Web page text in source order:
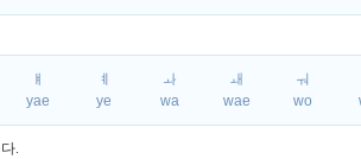
ㅒ
yae
ㅖ
ye
ㅘ
wa
ㅙ
wae
ㅝ
wo
.